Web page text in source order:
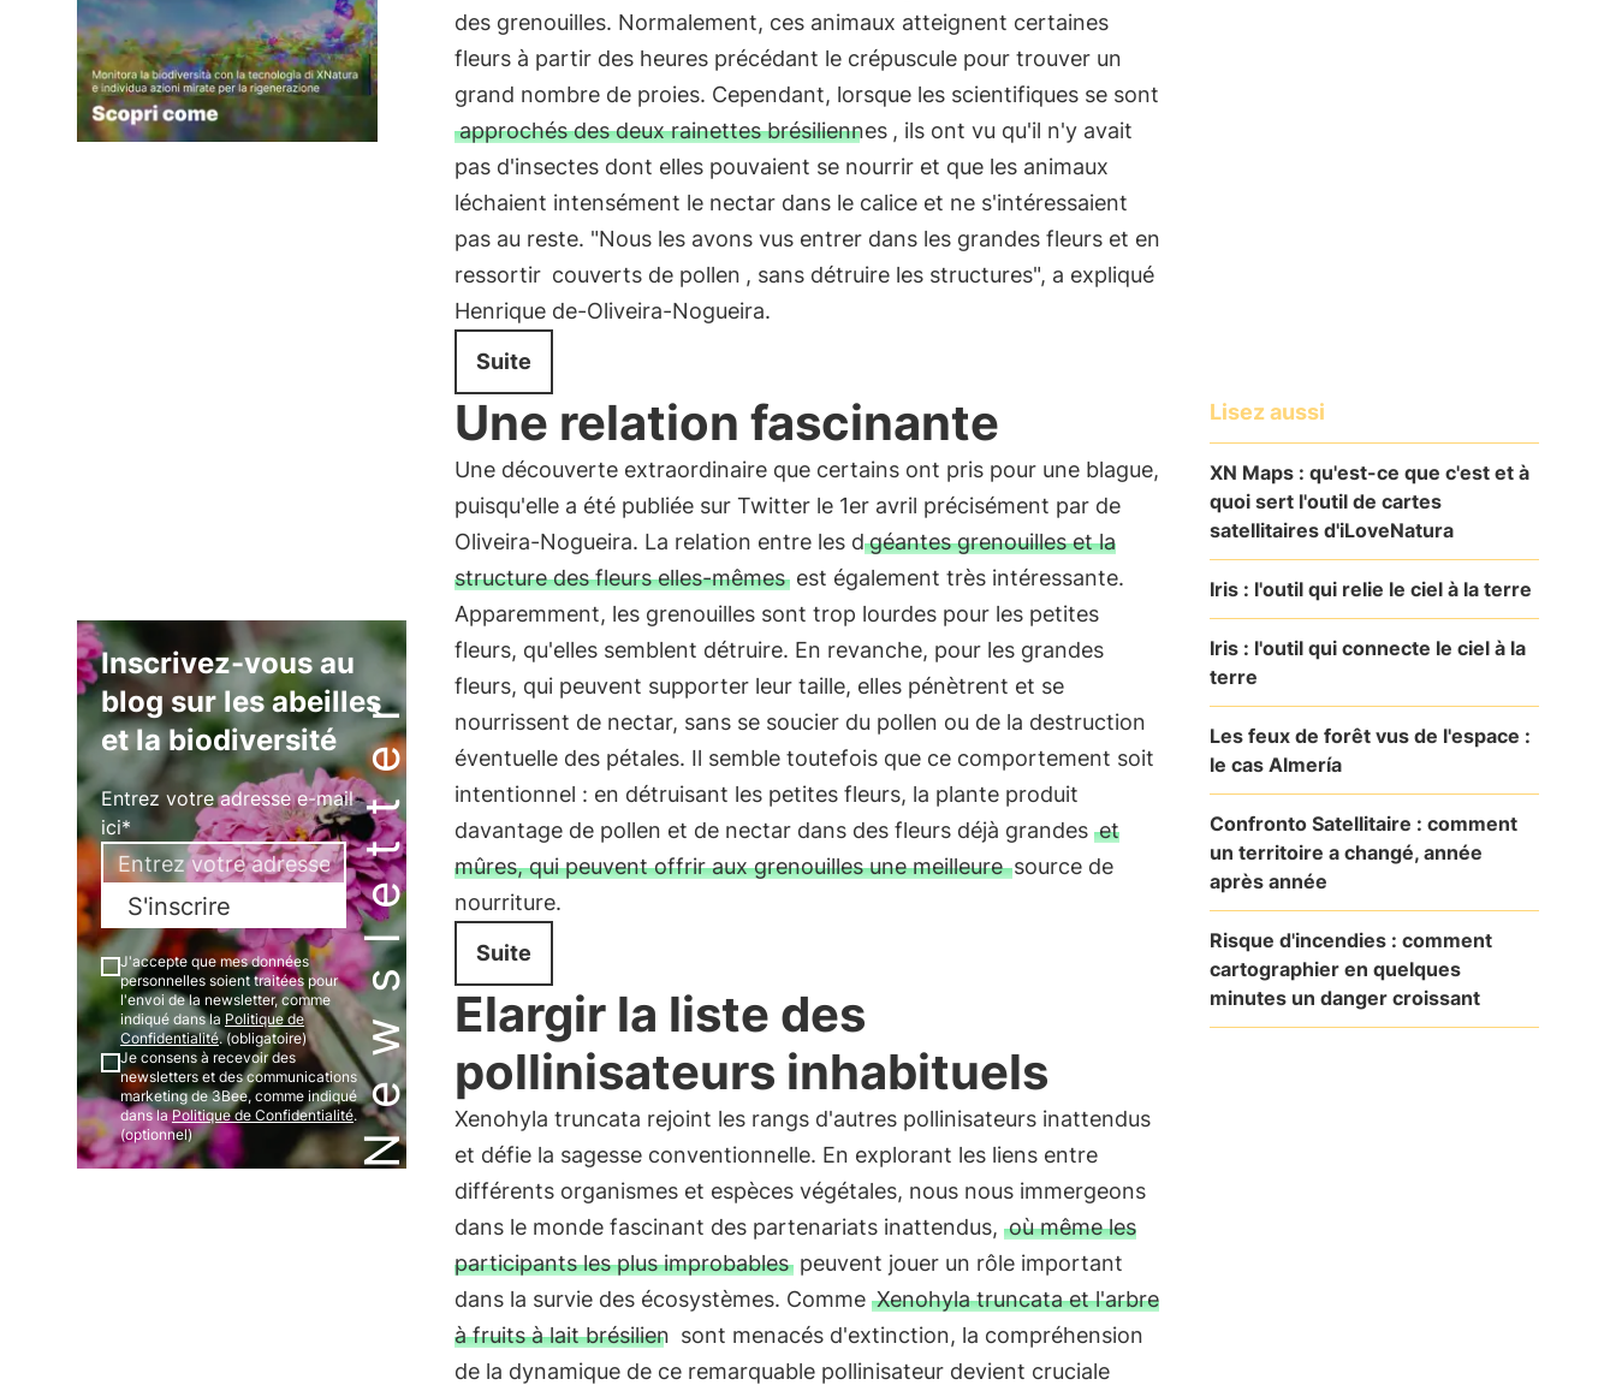
Newsletter
Inscrivez-vous au
blog sur les abeilles
et la biodiversité
Entrez votre adresse e-mail
ici*
S'inscrire
J'accepte que mes données
personnelles soient traitées pour
l'envoi de la newsletter, comme
indiqué dans la Politique de
Confidentialité. (obligatoire)
Je consens à recevoir des
newsletters et des communications
marketing de 3Bee, comme indiqué
dans laPolitique de Confidentialité.
(optionnel)
des grenouilles. Normalement, ces animaux atteignent certaines
fleurs à partir des heures précédant le crépuscule pour trouver un
grand nombre de proies. Cependant, lorsque les scientifiques se sont
approchés des deux rainettes brésiliennes , ils ont vu qu'il n'y avait
pas d'insectes dont elles pouvaient se nourrir et que les animaux
léchaient intensément le nectar dans le calice et ne s'intéressaient
pas au reste. "Nous les avons vus entrer dans les grandes fleurs et en
ressortir couverts de pollen , sans détruire les structures", a expliqué
Henrique de-Oliveira-Nogueira.
Suite
Une relation fascinante
Une découverte extraordinaire que certains ont pris pour une blague,
puisqu'elle a été publiée sur Twitter le 1er avril précisément par de
Oliveira-Nogueira. La relation entre les d géantes grenouilles et la
structure des fleurs elles-mêmesest également très intéressante.
Apparemment, les grenouilles sont trop lourdes pour les petites
fleurs, qu'elles semblent détruire. En revanche, pour les grandes
fleurs, qui peuvent supporter leur taille, elles pénètrent et se
nourrissent de nectar, sans se soucier du pollen ou de la destruction
éventuelle des pétales. Il semble toutefois que ce comportement soit
intentionnel : en détruisant les petites fleurs, la plante produit
davantage de pollen et de nectar dans des fleurs déjà grandes et
mûres, qui peuvent offrir aux grenouilles une meilleure source de
nourriture.
Suite
Elargir la liste des
pollinisateurs inhabituels
Xenohyla truncata rejoint les rangs d'autres pollinisateurs inattendus
et défie la sagesse conventionnelle. En explorant les liens entre
différents organismes et espèces végétales, nous nous immergeons
dans le monde fascinant des partenariats inattendus, où même les
participants les plus improbablespeuvent jouer un rôle important
dans la survie des écosystèmes. Comme Xenohyla truncata et l'arbre
à fruits à lait brésilien sont menacés d'extinction, la compréhension
de la dynamique de ce remarquable pollinisateur devient cruciale
Lisez aussi
XN Maps : qu'est-ce que c'est et à
quoi sert l'outil de cartes
satellitaires d'iLoveNatura
Iris : l'outil qui relie le ciel à la terre
Iris : l'outil qui connecte le ciel à la
terre
Les feux de forêt vus de l'espace :
le cas Almería
Confronto Satellitaire : comment
un territoire a changé, année
après année
Risque d'incendies : comment
cartographier en quelques
minutes un danger croissant